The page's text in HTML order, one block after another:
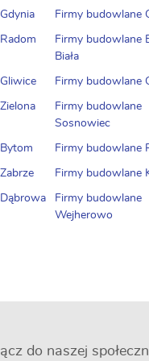
Firmy budowlane
Firmy budowlane
Biała
Firmy budowlane
Firmy budowlane
Sosnowiec
Firmy budowlane
Firmy budowlane
Firmy budowlane
Wejherowo
do naszej